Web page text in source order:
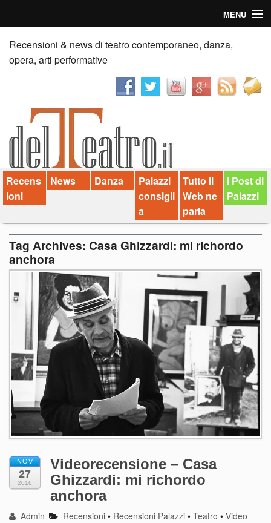
MENU
Home
Recensioni
News
Palazzi consiglia
Video
Chi siamo
Contatti
dT in English
Recensioni & news di teatro contemporaneo, danza,
opera, arti performative
Recens
ioni
News Danza
Palazzi
consigli
a
Tutto il
Web ne
parla
I Post di
Palazzi
Tag Archives: Casa Ghizzardi: mi richordo
anchora
NOV
27
2016
Videorecensione – Casa
Ghizzardi: mi richordo
anchora
Admin Recensioni • Recensioni Palazzi •Teatro •Video